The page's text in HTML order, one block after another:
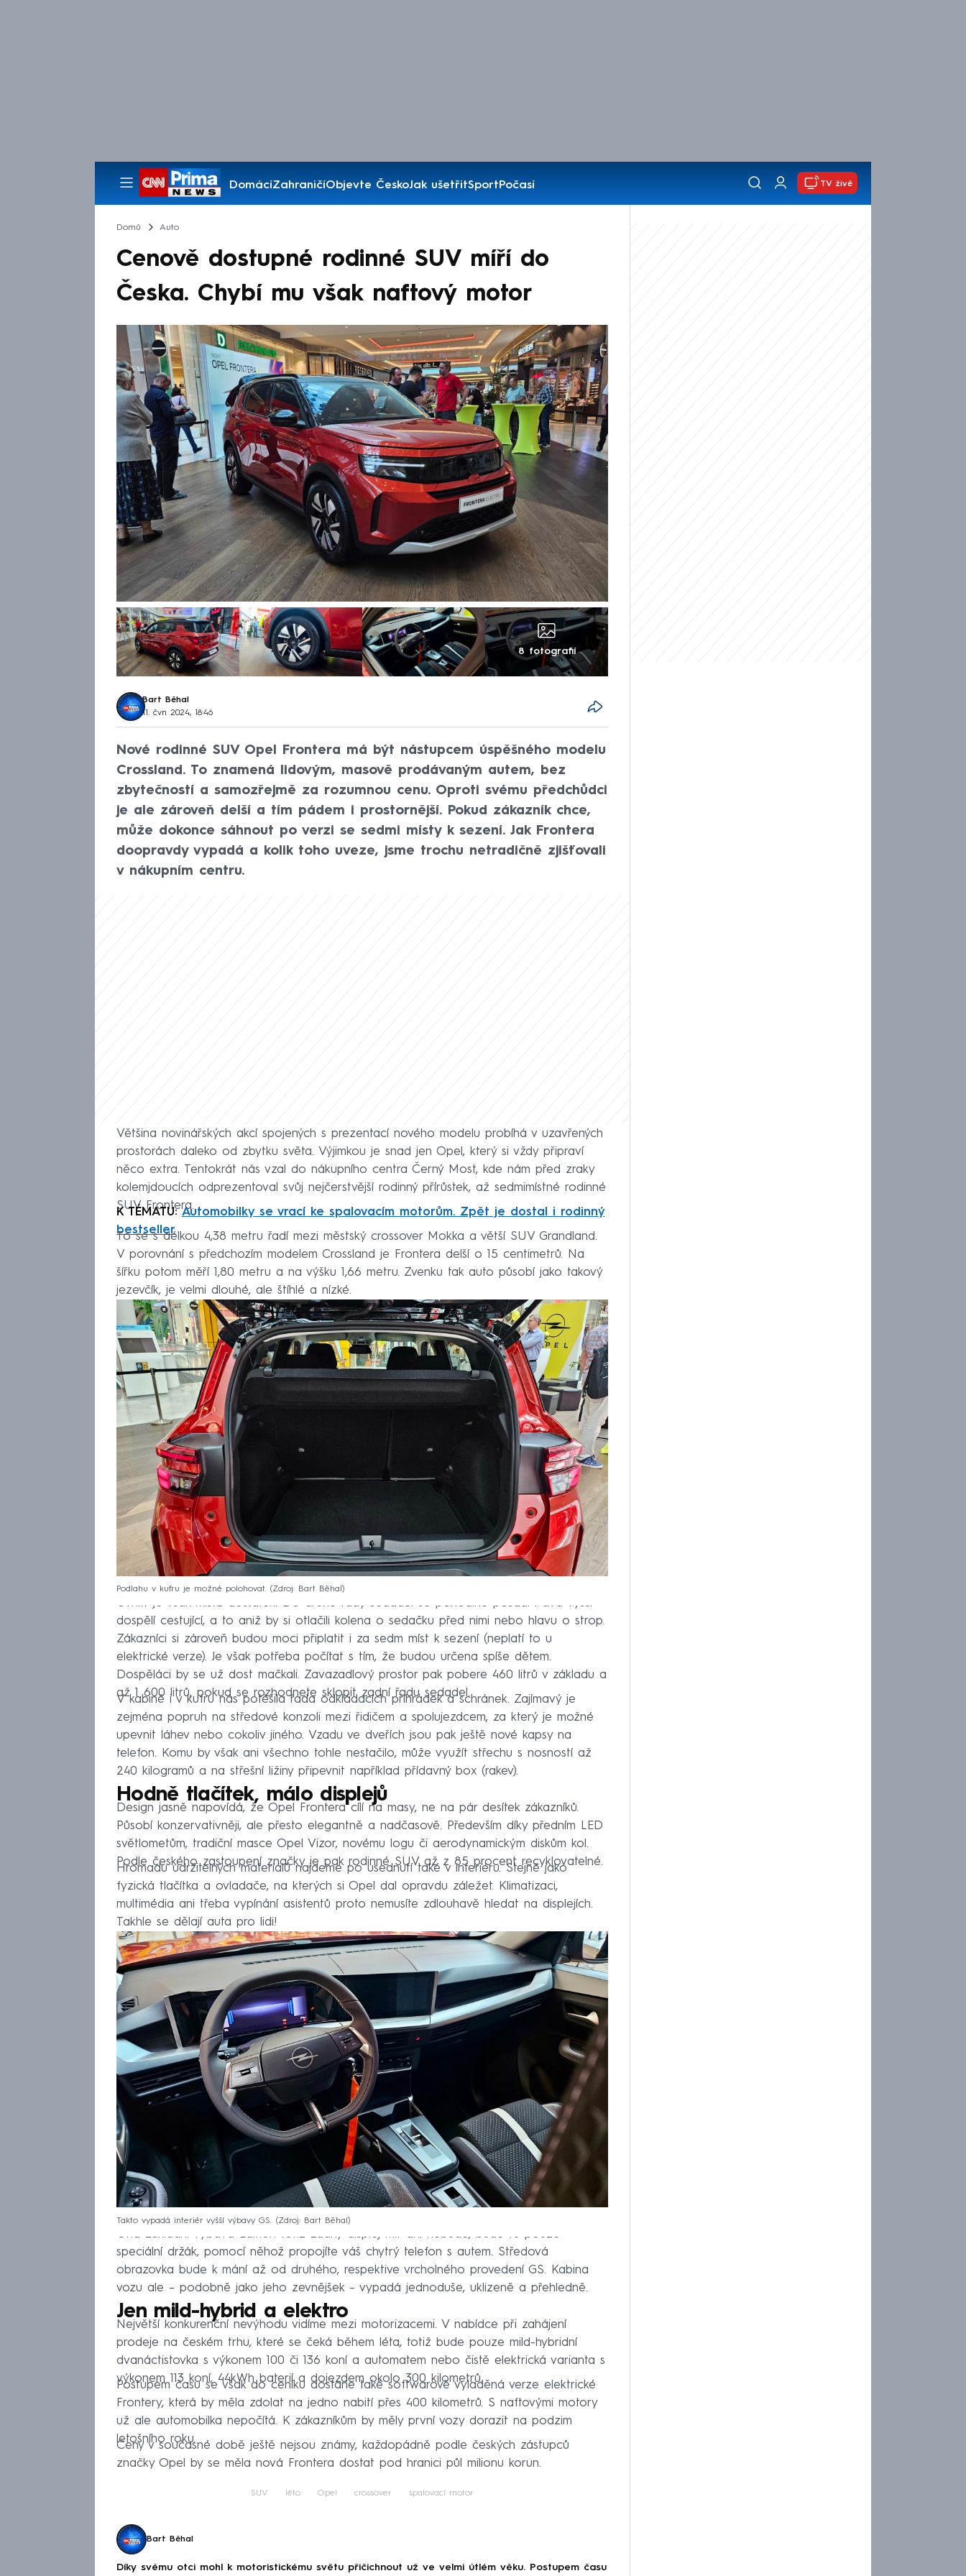
DomácíZahraničíObjevte ČeskoJak ušetřitSportPočasí
Pořady
TV živě
Domů Auto
Cenově dostupné rodinné SUV míří do
Česka. Chybí mu však naftový motor
8 fotografií
Bart Běhal
11. čvn 2024, 18:46
Nové rodinné SUV Opel Frontera má být nástupcem úspěšného modelu
Crossland. To znamená lidovým, masově prodávaným autem, bez
zbytečností a samozřejmě za rozumnou cenu. Oproti svému předchůdci
je ale zároveň delší a tím pádem i prostornější. Pokud zákazník chce,
může dokonce sáhnout po verzi se sedmi místy k sezení. Jak Frontera
doopravdy vypadá a kolik toho uveze, jsme trochu netradičně zjišťovali
v nákupním centru.
Většina novinářských akcí spojených s prezentací nového modelu probíhá v uzavřených
prostorách daleko od zbytku světa. Výjimkou je snad jen Opel, který si vždy připraví
něco extra. Tentokrát nás vzal do nákupního centra Černý Most, kde nám před zraky
kolemjdoucích odprezentoval svůj nejčerstvější rodinný přírůstek, až sedmimístné rodinné
SUV Frontera.
K TÉMATU:Automobilky se vrací ke spalovacím motorům. Zpět je dostal i rodinný
bestseller
To se s délkou 4,38 metru řadí mezi městský crossover Mokka a větší SUV Grandland.
V porovnání s předchozím modelem Crossland je Frontera delší o 15 centimetrů. Na
šířku potom měří 1,80 metru a na výšku 1,66 metru. Zvenku tak auto působí jako takový
jezevčík, je velmi dlouhé, ale štíhlé a nízké.
Podlahu v kufru je možné polohovat. Zdroj: Bart Běhal
Uvnitř je však místa dostatek. Do druhé řady sedadel se pohodlně posadí i dva vyšší
dospělí cestující, a to aniž by si otlačili kolena o sedačku před nimi nebo hlavu o strop.
Zákazníci si zároveň budou moci připlatit i za sedm míst k sezení (neplatí to u
elektrické verze). Je však potřeba počítat s tím, že budou určena spíše dětem.
Dospěláci by se už dost mačkali. Zavazadlový prostor pak pobere 460 litrů v základu a
až 1 600 litrů, pokud se rozhodnete sklopit zadní řadu sedadel.
V kabině i v kufru nás potěšila řada odkládacích přihrádek a schránek. Zajímavý je
zejména popruh na středové konzoli mezi řidičem a spolujezdcem, za který je možné
upevnit láhev nebo cokoliv jiného. Vzadu ve dveřích jsou pak ještě nové kapsy na
telefon. Komu by však ani všechno tohle nestačilo, může využít střechu s nosností až
240 kilogramů a na střešní ližiny připevnit například přídavný box (rakev).
Hodně tlačítek, málo displejů
Design jasně napovídá, že Opel Frontera cílí na masy, ne na pár desítek zákazníků.
Působí konzervativněji, ale přesto elegantně a nadčasově. Především díky předním LED
světlometům, tradiční masce Opel Vizor, novému logu či aerodynamickým diskům kol.
Podle českého zastoupení značky je pak rodinné SUV až z 85 procent recyklovatelné.
Hromadu udržitelných materiálů najdeme po usednutí také v interiéru. Stejně jako
fyzická tlačítka a ovladače, na kterých si Opel dal opravdu záležet. Klimatizaci,
multimédia ani třeba vypínání asistentů proto nemusíte zdlouhavě hledat na displejích.
Takhle se dělají auta pro lidi!
Takto vypadá interiér vyšší výbavy GS. Zdroj: Bart Běhal
Ona základní výbava Edition totiž žádný displej mít ani nebude, bude tu pouze
speciální držák, pomocí něhož propojíte váš chytrý telefon s autem. Středová
obrazovka bude k mání až od druhého, respektive vrcholného provedení GS. Kabina
vozu ale – podobně jako jeho zevnějšek – vypadá jednoduše, uklizeně a přehledně.
Jen mild-hybrid a elektro
Největší konkurenční nevýhodu vidíme mezi motorizacemi. V nabídce při zahájení
prodeje na českém trhu, které se čeká během léta, totiž bude pouze mild-hybridní
dvanáctistovka s výkonem 100 či 136 koní a automatem nebo čistě elektrická varianta s
výkonem 113 koní, 44kWh baterií a dojezdem okolo 300 kilometrů.
Postupem času se však do ceníku dostane také softwarově vyladěná verze elektrické
Frontery, která by měla zdolat na jedno nabití přes 400 kilometrů. S naftovými motory
už ale automobilka nepočítá. K zákazníkům by měly první vozy dorazit na podzim
letošního roku.
Ceny v současné době ještě nejsou známy, každopádně podle českých zástupců
značky Opel by se měla nová Frontera dostat pod hranici půl milionu korun.
SUV léto Opel crossover spalovací motor
Bart Běhal
Díky svému otci mohl k motoristickému světu přičichnout už ve velmi útlém věku. Postupem času